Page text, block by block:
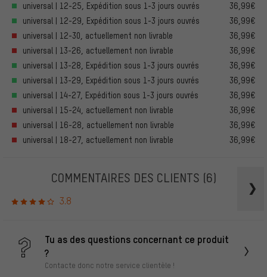
universal | 12-25, Expédition sous 1-3 jours ouvrés
36,99€
universal | 12-29, Expédition sous 1-3 jours ouvrés
36,99€
universal | 12-30, actuellement non livrable
36,99€
universal | 13-26, actuellement non livrable
36,99€
universal | 13-28, Expédition sous 1-3 jours ouvrés
36,99€
universal | 13-29, Expédition sous 1-3 jours ouvrés
36,99€
universal | 14-27, Expédition sous 1-3 jours ouvrés
36,99€
universal | 15-24, actuellement non livrable
36,99€
universal | 16-28, actuellement non livrable
36,99€
universal | 18-27, actuellement non livrable
36,99€
COMMENTAIRES DES CLIENTS (6)
3.8
Tu as des questions concernant ce produit
?
Contacte donc notre service clientèle !